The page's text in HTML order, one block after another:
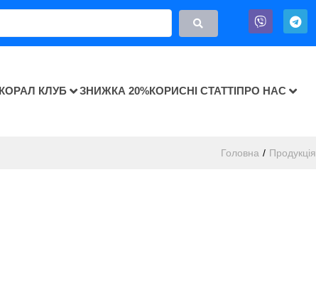
КЛУБ ЗНИЖКА 20%КОРИСНІ СТАТТІПРО НАС
Головна / Продукція